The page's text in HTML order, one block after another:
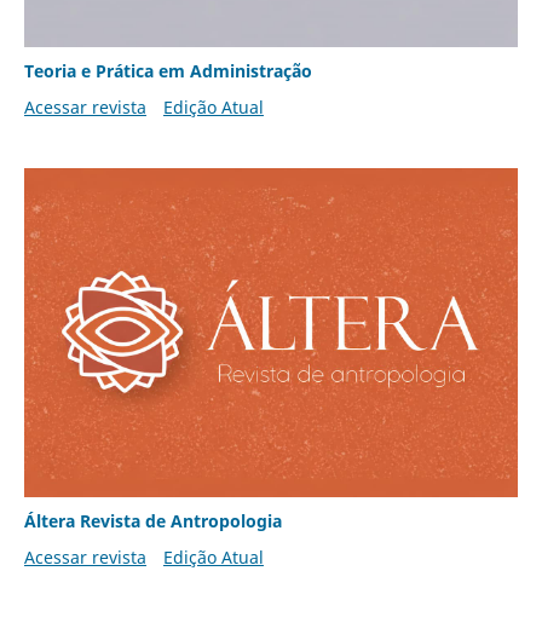
Teoria e Prática em Administração
Acessar revista
Edição Atual
Áltera Revista de Antropologia
Acessar revista
Edição Atual